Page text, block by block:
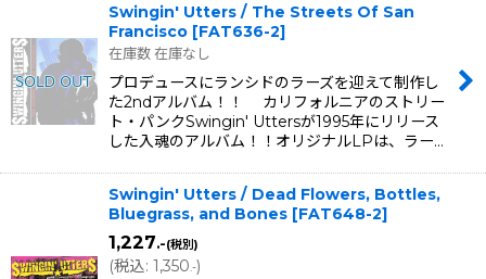
Swingin' Utters / The Streets Of San
Francisco [FAT636-2]
在庫数 在庫なし
プロデュースにランシドのラーズを迎えて制作し
た2ndアルバム！！ カリフォルニアのストリー
ト・パンクSwingin' Uttersが1995年にリリース
した入魂のアルバム！！オリジナルLPは、ラー…
Swingin' Utters / Dead Flowers, Bottles,
Bluegrass, and Bones [FAT648-2]
1,227.-(税別)
(税込: 1,350.-)